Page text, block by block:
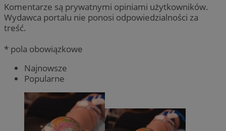
Komentarze są prywatnymi opiniami użytkowników.
Wydawca portalu nie ponosi odpowiedzialności za
treść.
* pola obowiązkowe
Najnowsze
Popularne